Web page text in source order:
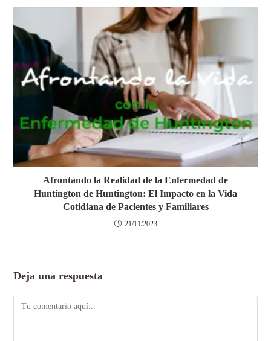
Afrontando la Realidad de la Enfermedad de
Huntington de Huntington: El Impacto en la Vida
Cotidiana de Pacientes y Familiares
21/11/2023
Deja una respuesta